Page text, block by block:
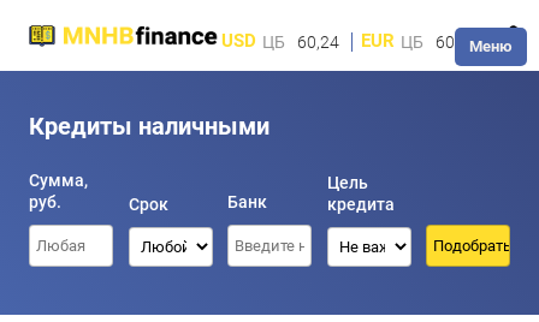
USD ЦБ 60,24 EUR ЦБ 60,28Меню
Кредиты наличными
Сумма,
руб.
Срок Банк
Цель
кредита